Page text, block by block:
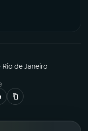
de Janeiro